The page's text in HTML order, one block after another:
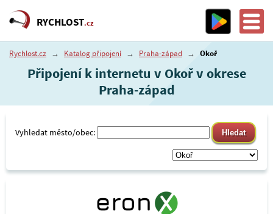
RYCHLOST.cz
Rychlost.cz → Katalog připojení → Praha-západ → Okoř
Připojení k internetu v Okoř v okrese
Praha-západ
Vyhledat město/obec: